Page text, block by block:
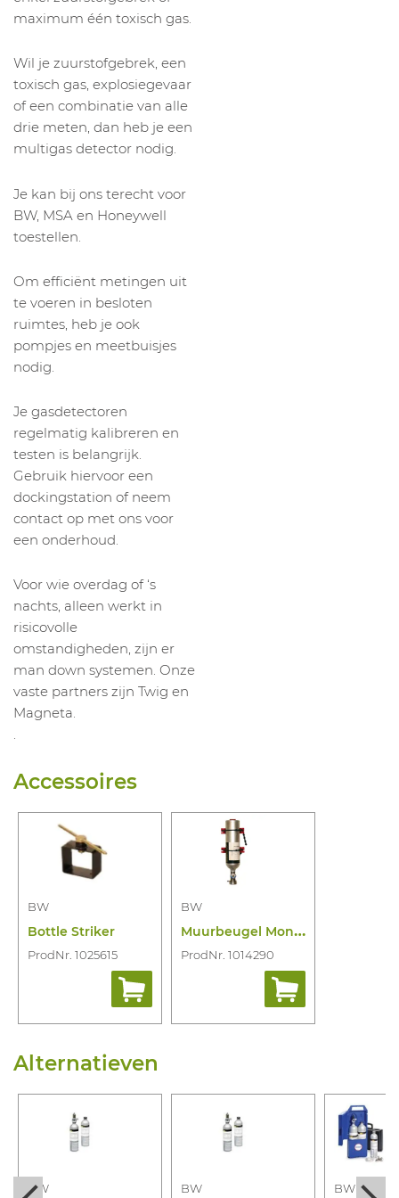
maximum één toxisch gas.
Wil je zuurstofgebrek, een
toxisch gas, explosiegevaar
of een combinatie van alle
drie meten, dan heb je een
multigas detector nodig.
Je kan bij ons terecht voor
BW, MSA en Honeywell
toestellen.
Om efficiënt metingen uit
te voeren in besloten
ruimtes, heb je ook
pompjes en meetbuisjes
nodig.
Je gasdetectoren
regelmatig kalibreren en
testen is belangrijk.
Gebruik hiervoor een
dockingstation of neem
contact op met ons voor
een onderhoud.
Voor wie overdag of ‘s
nachts, alleen werkt in
risicovolle
omstandigheden, zijn er
man down systemen. Onze
vaste partners zijn Twig en
Magneta.
.
Accessoires
BW
Bottle Striker
ProdNr. 1025615
BW
M
uurbeugel Montage Gasfles
ProdNr. 1014290
Alternatieven
BW BW BW